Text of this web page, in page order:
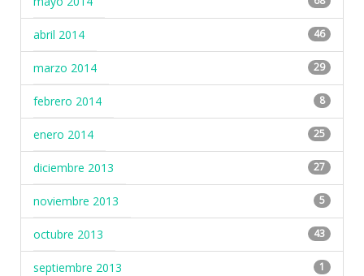
abril 2014 46
marzo 2014 29
febrero 2014 8
enero 2014 25
diciembre 2013 27
noviembre 2013 5
octubre 2013 43
septiembre 2013 1